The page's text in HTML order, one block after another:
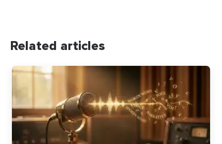
Related articles